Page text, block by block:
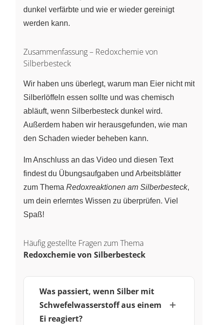
dunkel verfärbte und wie er wieder gereinigt
werden kann.
Zusammenfassung – Redoxchemie von
Silberbesteck
Wir haben uns überlegt, warum man Eier nicht mit
Silberlöffeln essen sollte und was chemisch
abläuft, wenn Silberbesteck dunkel wird.
Außerdem haben wir herausgefunden, wie man
den Schaden wieder beheben kann.
Im Anschluss an das Video und diesen Text
findest du Übungsaufgaben und Arbeitsblätter
zum Thema Redoxreaktionen am Silberbesteck,
um dein erlerntes Wissen zu überprüfen. Viel
Spaß!
Häufig gestellte Fragen zum Thema
Redoxchemie von Silberbesteck
Was passiert, wenn Silber mit
Schwefelwasserstoff aus einem
Ei reagiert?